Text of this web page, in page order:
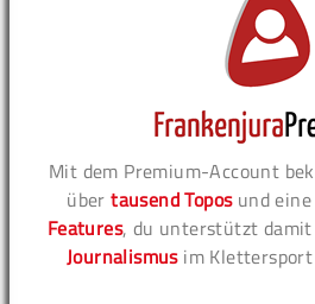
Mit dem Premium-Account
übertausend Toposund eine
Features, du unterstützt damit
Journalismusim